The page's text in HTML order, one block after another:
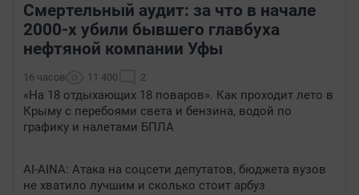
Смертельный аудит: за что в начале
2000-х убили бывшего главбуха
нефтяной компании Уфы
16 часов 11 400 2
«На 18 отдыхающих 18 поваров». Как проходит лето в
Крыму с перебоями света и бензина, водой по
графику и налетами БПЛА
AI-AINA: Атака на соцсети депутатов, бюджета вузов
не хватило лучшим и сколько стоит арбуз